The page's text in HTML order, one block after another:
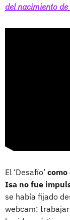
del nacimiento
El ‘Desafío’
Isa no fue
se había fijado
webcam: